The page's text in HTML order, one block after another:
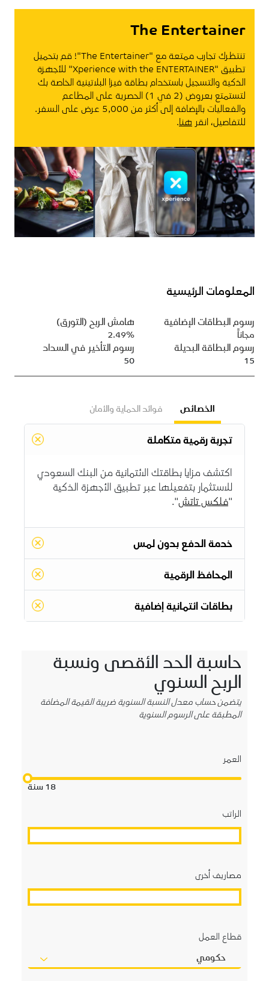
The Entertainer
تنتظرك تجارب ممتعة مع "The Entertainer"! قم بتحميل
تطبيق "Xperience with the ENTERTAINER" للأجهزة
الذكية والتسجيل باستخدام بطاقة فيزا البلاتينية الخاصة بك
لتستمتع بعروض (2 في 1) الحصرية على المطاعم
والفعاليات بالإضافة إلى أكثر من 5,000 عرض على السفر.
للتفاصيل، انقر هنا.
المعلومات الرئيسية
رسوم البطاقات الإضافية
مجاناً
هامش الربح (التورق)
2.49%
رسوم البطاقة البديلة
15
رسوم التأخير في السداد
50
الخصائص فوائد الحماية والأمان
تجربة رقمية متكاملة
اكتشف مزايا بطاقتك الائتمانية من البنك السعودي
للاستثمار بتفعيلها عبر تطبيق الأجهزة الذكية
"فلكس تاتش".
خدمة الدفع بدون لمس
المحافظ الرقمية
بطاقات ائتمانية إضافية
حاسبة الحد الأقصى ونسبة
الربح السنوي
يتضمن حساب معدل النسبة السنوية ضريبة القيمة المضافة
المطبقة على الرسوم السنوية
العمر
18سنة
الراتب
مصاريف أخرى
قطاع العمل
حكومي